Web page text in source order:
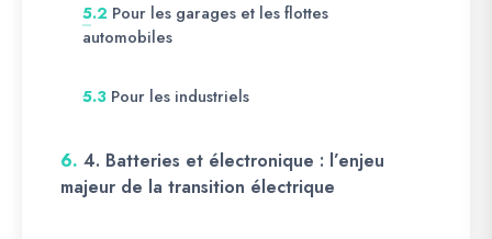
5.2 Pour les garages et les flottes
automobiles
5.3 Pour les industriels
6. 4. Batteries et électronique : l’enjeu
majeur de la transition électrique